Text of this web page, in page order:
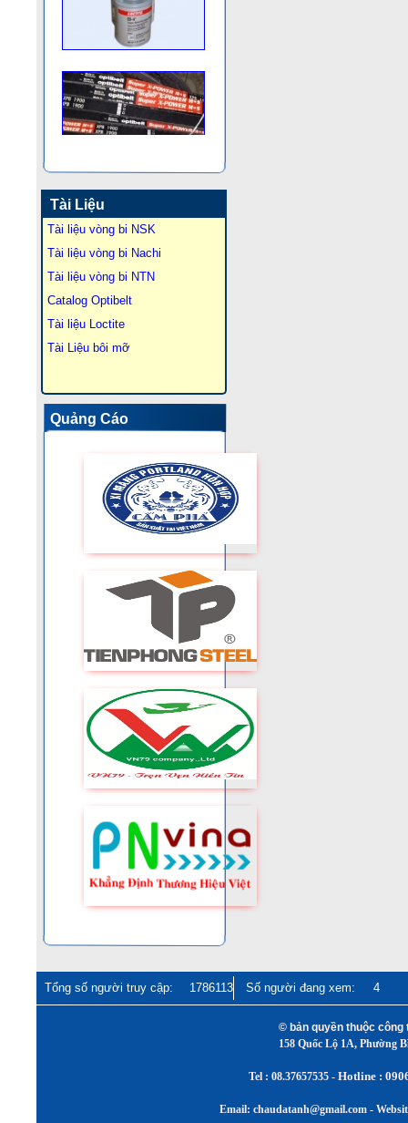
Tài Liệu
Tài liệu vòng bi NSK
Tài liệu vòng bi Nachi
Tài liệu vòng bi NTN
Catalog Optibelt
Tài liệu Loctite
Tài Liệu bôi mỡ
Quảng Cáo
Tổng số người truy cập: 1786113 Số người đang xem: 4
© bản quyền thuộc công
158 Quốc Lộ 1A, Phường
Tel : 08.37657535 - Hotline :
Email: chaudatanh@gmail.com -